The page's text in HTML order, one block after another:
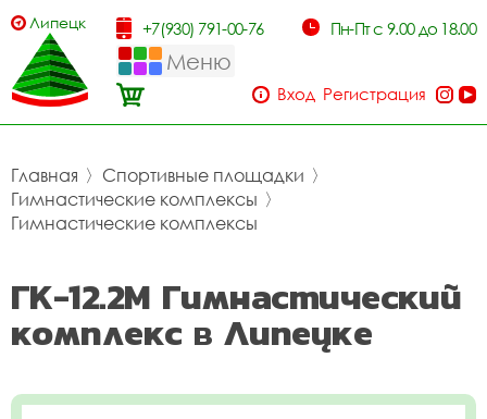
Липецк +7(930) 791-00-76 Пн-Пт с 9.00 до 18.00
Меню
Вход Регистрация
Главная 〉 Спортивные площадки 〉
Гимнастические комплексы 〉
Гимнастические комплексы
ГК-12.2М Гимнастический
комплекс в Липецке